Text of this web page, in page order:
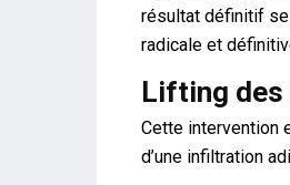
résultat définitif se
radicale et
Lifting des
Cette intervention
d’une infiltration